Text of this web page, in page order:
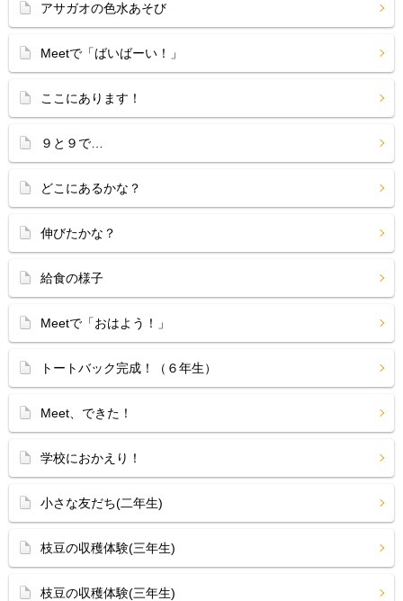
アサガオの色水あそび
Meetで「ばいばーい！」
ここにあります！
９と９で…
どこにあるかな？
伸びたかな？
給食の様子
Meetで「おはよう！」
トートバック完成！（６年生）
Meet、できた！
学校におかえり！
小さな友だち(二年生)
枝豆の収穫体験(三年生)
枝豆の収穫体験(三年生)